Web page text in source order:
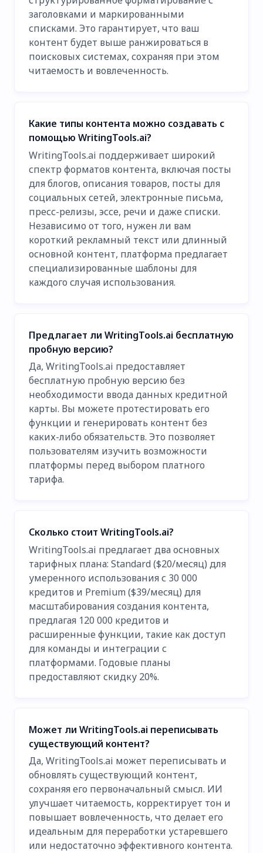
заголовками и маркированными
списками. Это гарантирует, что ваш
контент будет выше ранжироваться в
поисковых системах, сохраняя при этом
читаемость и вовлеченность.
Какие типы контента можно создавать с
помощью WritingTools.ai?
WritingTools.ai поддерживает широкий
спектр форматов контента, включая посты
для блогов, описания товаров, посты для
социальных сетей, электронные письма,
пресс-релизы, эссе, речи и даже списки.
Независимо от того, нужен ли вам
короткий рекламный текст или длинный
основной контент, платформа предлагает
специализированные шаблоны для
каждого случая использования.
Предлагает ли WritingTools.ai бесплатную
пробную версию?
Да, WritingTools.ai предоставляет
бесплатную пробную версию без
необходимости ввода данных кредитной
карты. Вы можете протестировать его
функции и генерировать контент без
каких-либо обязательств. Это позволяет
пользователям изучить возможности
платформы перед выбором платного
тарифа.
Сколько стоит WritingTools.ai?
WritingTools.ai предлагает два основных
тарифных плана: Standard ($20/месяц) для
умеренного использования с 30 000
кредитов и Premium ($39/месяц) для
масштабирования создания контента,
предлагая 120 000 кредитов и
расширенные функции, такие как доступ
для команды и интеграции с
платформами. Годовые планы
предоставляют скидку 20%.
Может ли WritingTools.ai переписывать
существующий контент?
Да, WritingTools.ai может переписывать и
обновлять существующий контент,
сохраняя его первоначальный смысл. ИИ
улучшает читаемость, корректирует тон и
повышает вовлеченность, что делает его
идеальным для переработки устаревшего
или недостаточно эффективного контента.